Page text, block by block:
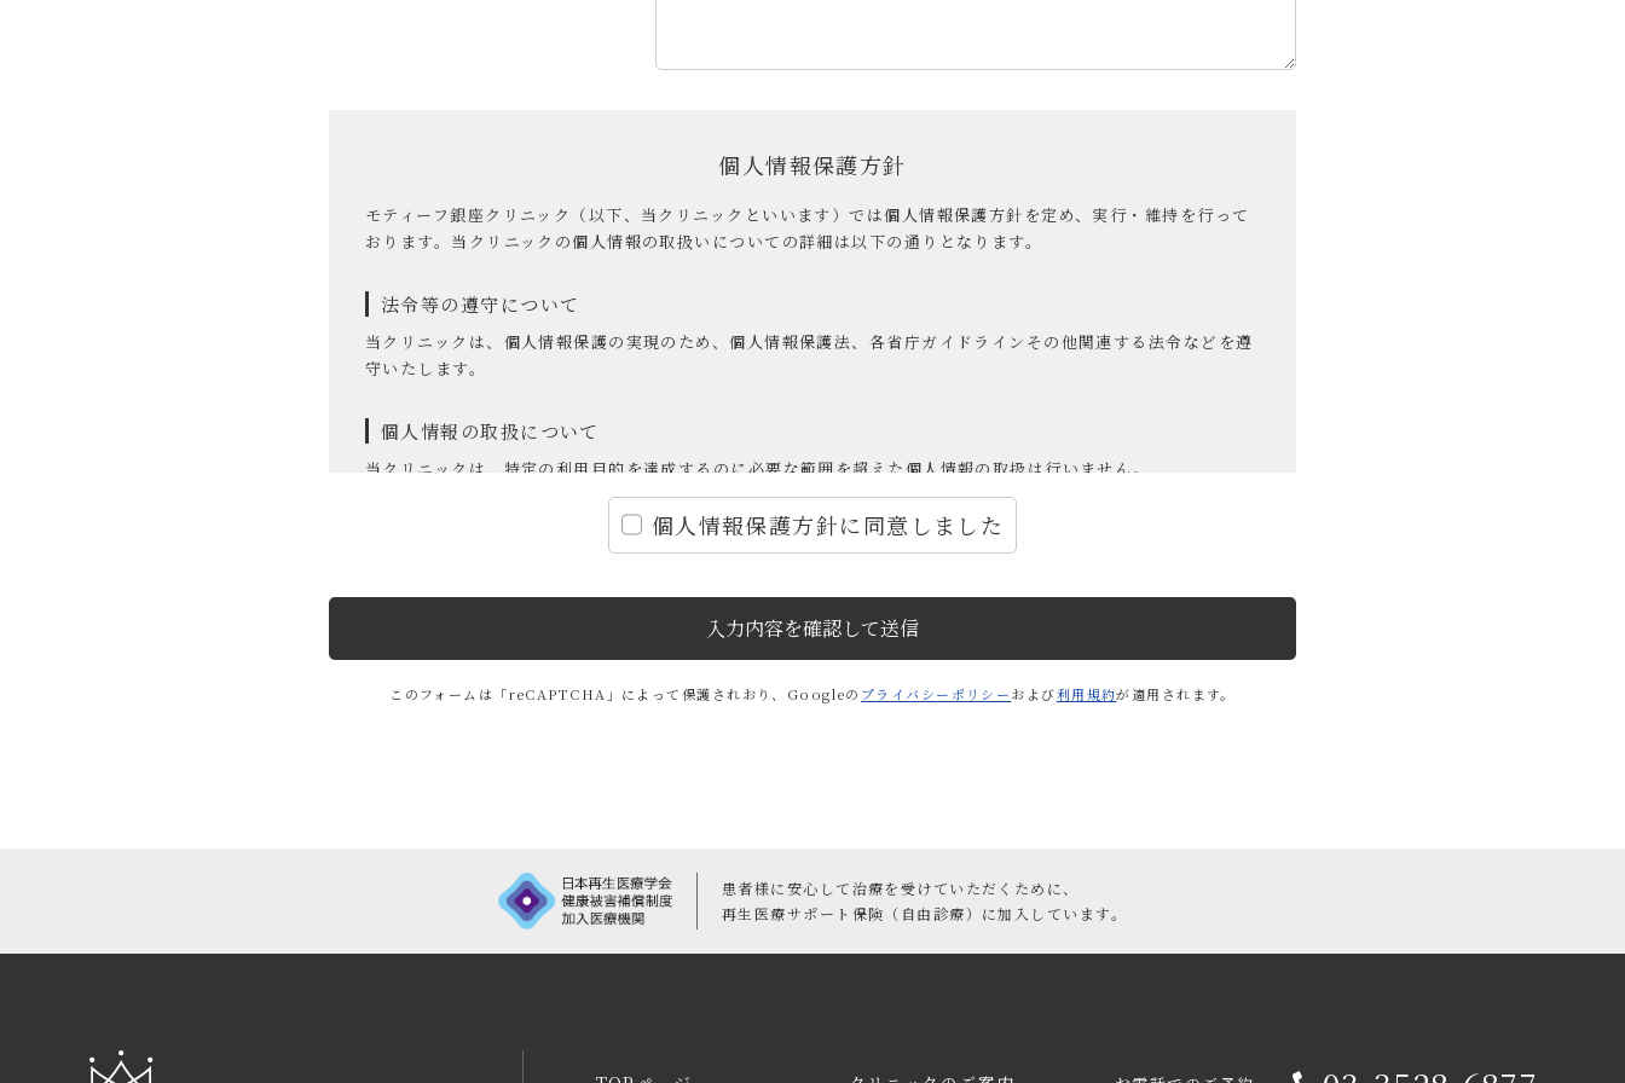
個人情報保護方針
モティーフ銀座クリニック（以下、当クリニックといいます）では個人情報保護方針を定め、実行・維持を行って
おります。当クリニックの個人情報の取扱いについての詳細は以下の通りとなります。
法令等の遵守について
当クリニックは、個人情報保護の実現のため、個人情報保護法、各省庁ガイドラインその他関連する法令などを遵
守いたします。
個人情報の取扱について
当クリニックは、特定の利用目的を達成するのに必要な範囲を超えた個人情報の取扱は行いません。
口頭等の方法で、適法かつ公正な手段を用いて取得いたします。なお、お客様の電話応対時においては、ご依頼・
ご意見・ご要望・お問い合せ内容などの正確な把握、今後のサービス向上のために社内にて情報を保管することも
当クリニックは、お客様の個人情報の紛失、改ざん、不正アクセス又は漏洩等のリスクに対して、個人情報の安全
管理が図られるよう合理的な措置を講じます。また、個人情報の取り扱いの全部又は一部を委託する場合は、委託
先と適切な契約を交わし、個人情報の漏洩を防ぐよう必要かつ適切な監督を実施します。
ーバがご利用者のブラウザに「Cookie」と呼ばれるテキストファイルを送信することにより、ご利用者（ブラウ
個人情報保護方針に同意しました
このフォームは「reCAPTCHA」によって保護されおり、Googleの プライバシーポリシーおよび利用規約が適用されます。
患者様に安心して治療を受けていただくために、
再生医療サポート保険（自由診療）に加入しています。